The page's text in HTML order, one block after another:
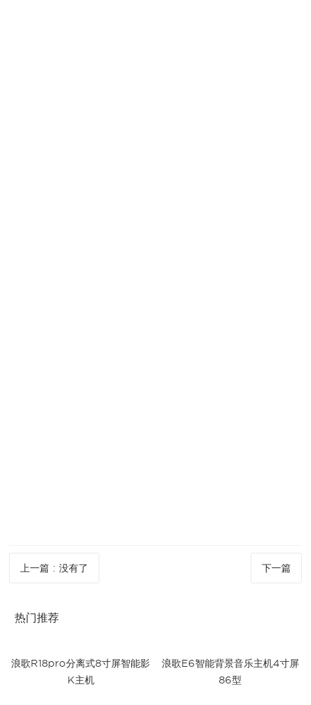
上一篇 :没有了 下一篇
热门推荐
浪歌R18pro分离式8寸屏智能影
K主机
浪歌E6智能背景音乐主机4寸屏
86型